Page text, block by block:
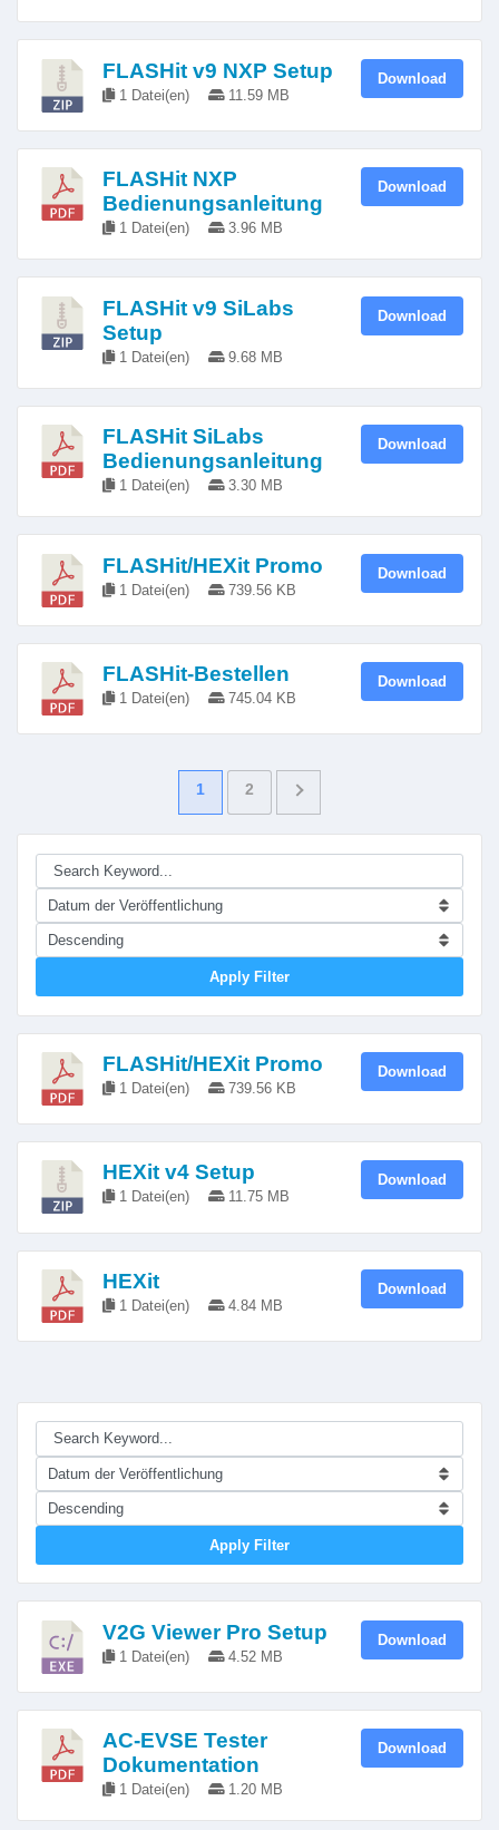
FLASHit v9 NXP Setup
1 Datei(en) 11.59 MB
Download
FLASHit NXP
Bedienungsanleitung
1 Datei(en) 3.96 MB
Download
FLASHit v9 SiLabs
Setup
1 Datei(en) 9.68 MB
Download
FLASHit SiLabs
Bedienungsanleitung
1 Datei(en) 3.30 MB
Download
FLASHit/HEXit Promo
1 Datei(en) 739.56 KB
Download
FLASHit-Bestellen
1 Datei(en) 745.04 KB
Download
1 2
Apply Filter
FLASHit/HEXit Promo
1 Datei(en) 739.56 KB
Download
HEXit v4 Setup
1 Datei(en) 11.75 MB
Download
HEXit
1 Datei(en) 4.84 MB
Download
Apply Filter
V2G Viewer Pro Setup
1 Datei(en) 4.52 MB
Download
AC-EVSE Tester
Dokumentation
1 Datei(en) 1.20 MB
Download